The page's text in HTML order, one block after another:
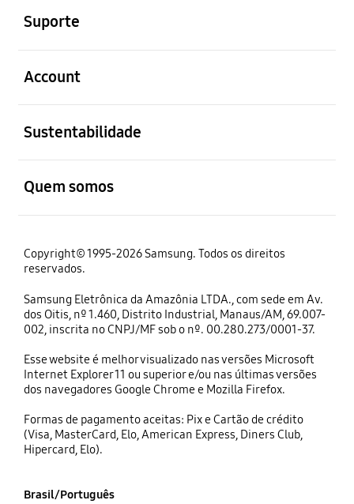
Suporte
Account
Sustentabilidade
Quem somos
Copyright© 1995-2026 Samsung. Todos os direitos
reservados.
Samsung Eletrônica da Amazônia LTDA., com sede em Av.
dos Oitis, nº 1.460, Distrito Industrial, Manaus/AM, 69.007-
002, inscrita no CNPJ/MF sob o nº. 00.280.273/0001-37.
Esse website é melhor visualizado nas versões Microsoft
Internet Explorer 11 ou superior e/ou nas últimas versões
dos navegadores Google Chrome e Mozilla Firefox.
Formas de pagamento aceitas: Pix e Cartão de crédito
(Visa, MasterCard, Elo, American Express, Diners Club,
Hipercard, Elo).
Brasil/Português